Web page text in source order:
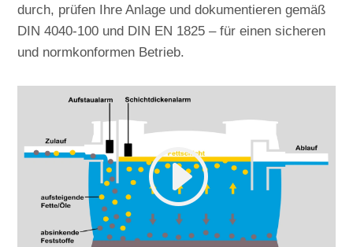
durch, prüfen Ihre Anlage und dokumentieren gemäß
DIN 4040-100 und DIN EN 1825 – für einen sicheren
und normkonformen Betrieb.